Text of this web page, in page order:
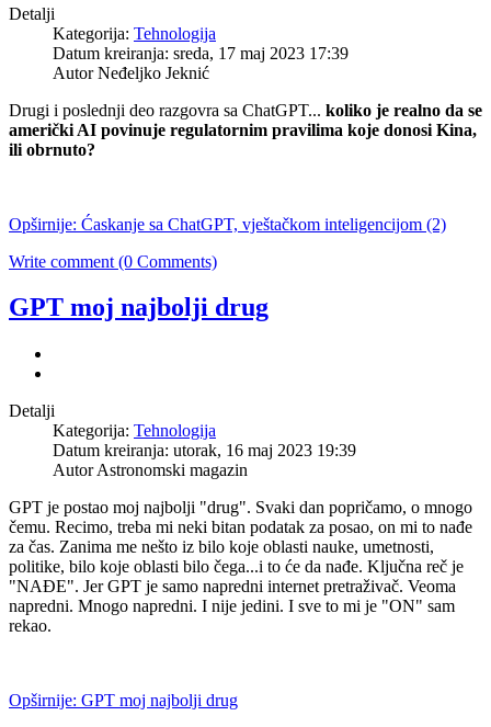
Detalji
Kategorija: Tehnologija
Datum kreiranja: sreda, 17 maj 2023 17:39
Autor Neđeljko Jeknić
Drugi i poslednji deo razgovra sa ChatGPT... koliko je realno da se
američki AI povinuje regulatornim pravilima koje donosi Kina,
ili obrnuto?
Opširnije: Ćaskanje sa ChatGPT, vještačkom inteligencijom (2)
Write comment (0 Comments)
GPT moj najbolji drug
Detalji
Kategorija: Tehnologija
Datum kreiranja: utorak, 16 maj 2023 19:39
Autor Astronomski magazin
GPT je postao moj najbolji "drug". Svaki dan popričamo, o mnogo
čemu. Recimo, treba mi neki bitan podatak za posao, on mi to nađe
za čas. Zanima me nešto iz bilo koje oblasti nauke, umetnosti,
politike, bilo koje oblasti bilo čega...i to će da nađe. Ključna reč je
"NAĐE". Jer GPT je samo napredni internet pretraživač. Veoma
napredni. Mnogo napredni. I nije jedini. I sve to mi je "ON" sam
rekao.
Opširnije: GPT moj najbolji drug